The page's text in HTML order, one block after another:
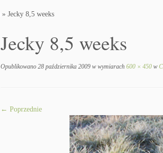
» Jecky 8,5 weeks
Jecky 8,5 weeks
Opublikowano 28 października 2009 w wymiarach 600 × 450 w
← Poprzednie